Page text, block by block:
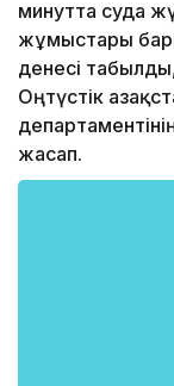
минутта суда
жұмыстары
денесі
Оңтүстік
жасап.